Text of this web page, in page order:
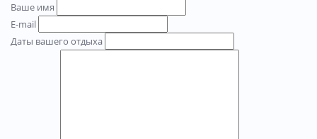
Ваше имя
E-mail
Даты вашего отдыха